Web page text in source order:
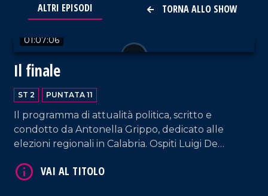
TORNA ALLO SHOW
ALTRI EPISODI
01:07:06
Il finale
ST 2 PUNTATA 11
Il programma di attualità politica, scritto e
condotto da Antonella Grippo, dedicato alle
elezioni regionali in Calabria. Ospiti Luigi De
Calabria per il Polo Civico, Mario Oliverio, candidato
VAI AL TITOLO
VAI AL TITOLO